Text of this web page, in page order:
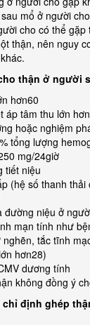
mổ ở người
cho có thể
thận, nên nguy
thận ở người
hơn60
áp tâm thu lớn
hoặc nghiệm
tổng lượng
mg/24giờ
tiết niệu
(hệ số thanh
đường niệu ở
mạn tính như
tắc tĩnh
hơn28)
dương tính
không đồng ý
định ghép